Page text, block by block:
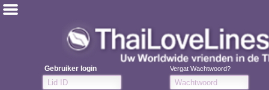
Gebruiker login Vergat Wachtwoord?
ไทย
Word GRATIS